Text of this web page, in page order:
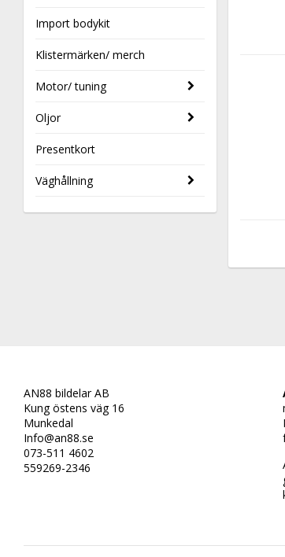
Import bodykit
Klistermärken/ merch
Motor/ tuning
Oljor
Presentkort
Väghållning
AN88 bildelar AB
Kung östens väg 16
Munkedal
Info@an88.se
073-511 4602
559269-2346